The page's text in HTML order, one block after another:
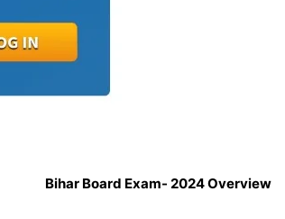
Bihar Board Exam- 2024 Overview